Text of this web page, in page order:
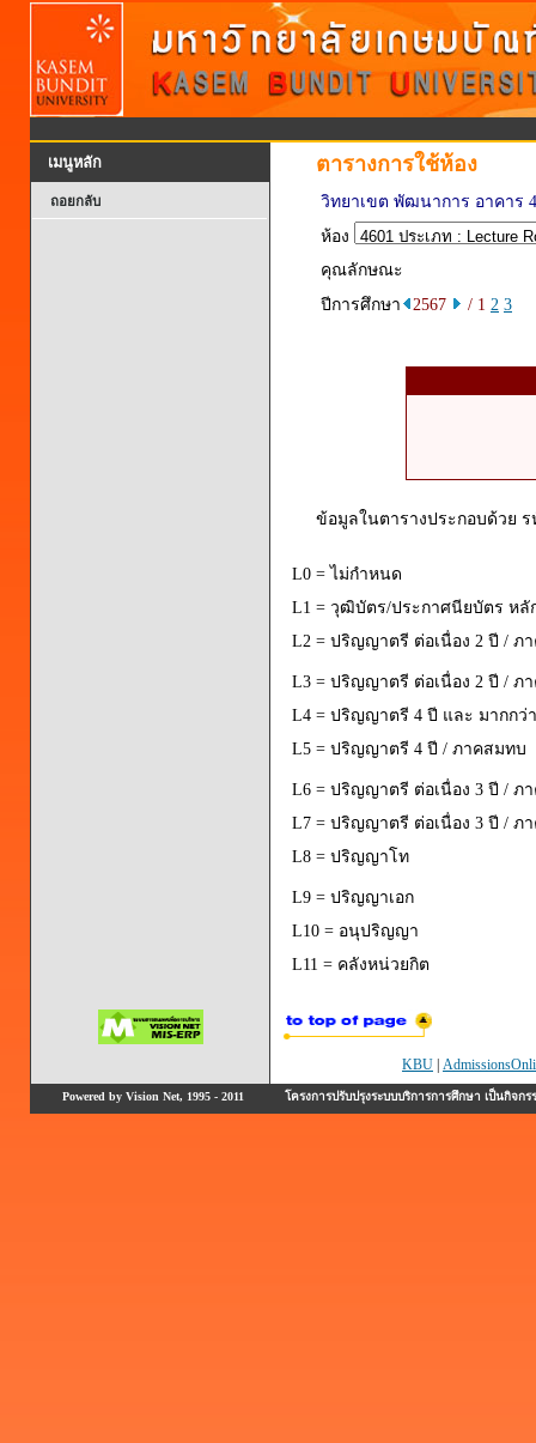
เมนูหลัก
ถอยกลับ
ตารางการใช้ห้อง
วิทยาเขต พัฒนาการ อาคาร 4
ห้อง
คุณลักษณะ
ปีการศึกษา
2567 / 1 2 3
ข้อมูลในตารางประกอบด้วย
L0 = ไม่กำหนด
L1 = วุฒิบัตร/ประกาศนียบัตร หลั
L2 = ปริญญาตรี ต่อเนื่อง 2 ปี / ภ
L3 = ปริญญาตรี ต่อเนื่อง 2 ปี / ภ
L4 = ปริญญาตรี 4 ปี และ มากกว่
L5 = ปริญญาตรี 4 ปี / ภาคสมทบ
L6 = ปริญญาตรี ต่อเนื่อง 3 ปี / ภ
L7 = ปริญญาตรี ต่อเนื่อง 3 ปี / ภ
L8 = ปริญญาโท
L9 = ปริญญาเอก
L10 = อนุปริญญา
L11 = คลังหน่วยกิต
KBU
Powered by Vision Net, 1995 - 2011 โครงการปรับปรุงระบบบริการการศึกษา เป็นกิ